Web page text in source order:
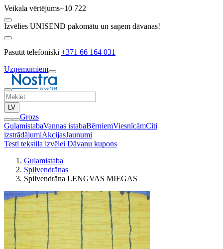
Veikala vērtējums+10 722
Izvēlies UNISEND pakomātu un saņem dāvanas!
Pasūtīt telefoniski +371 66 164 031
Uzņēmumiem
LV
Grozs
GuļamistabaVannas istabaBērniemViesnīcāmCiti
izstrādājumiAkcijasJaunumi
Testi tekstila izvēlei Dāvanu kupons
Guļamistaba
Spilvendrānas
Spilvendrāna LENGVAS MIEGAS